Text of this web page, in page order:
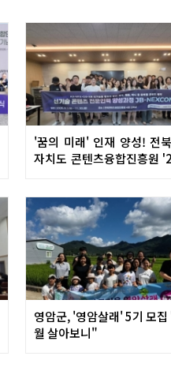
'꿈의 미래' 인재 양성! 전
자치도 콘텐츠융합진흥원
영암군, '영암살래' 5기 모
월 살아보니"